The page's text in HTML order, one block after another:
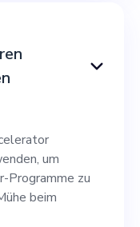
um
Programme zu
beim